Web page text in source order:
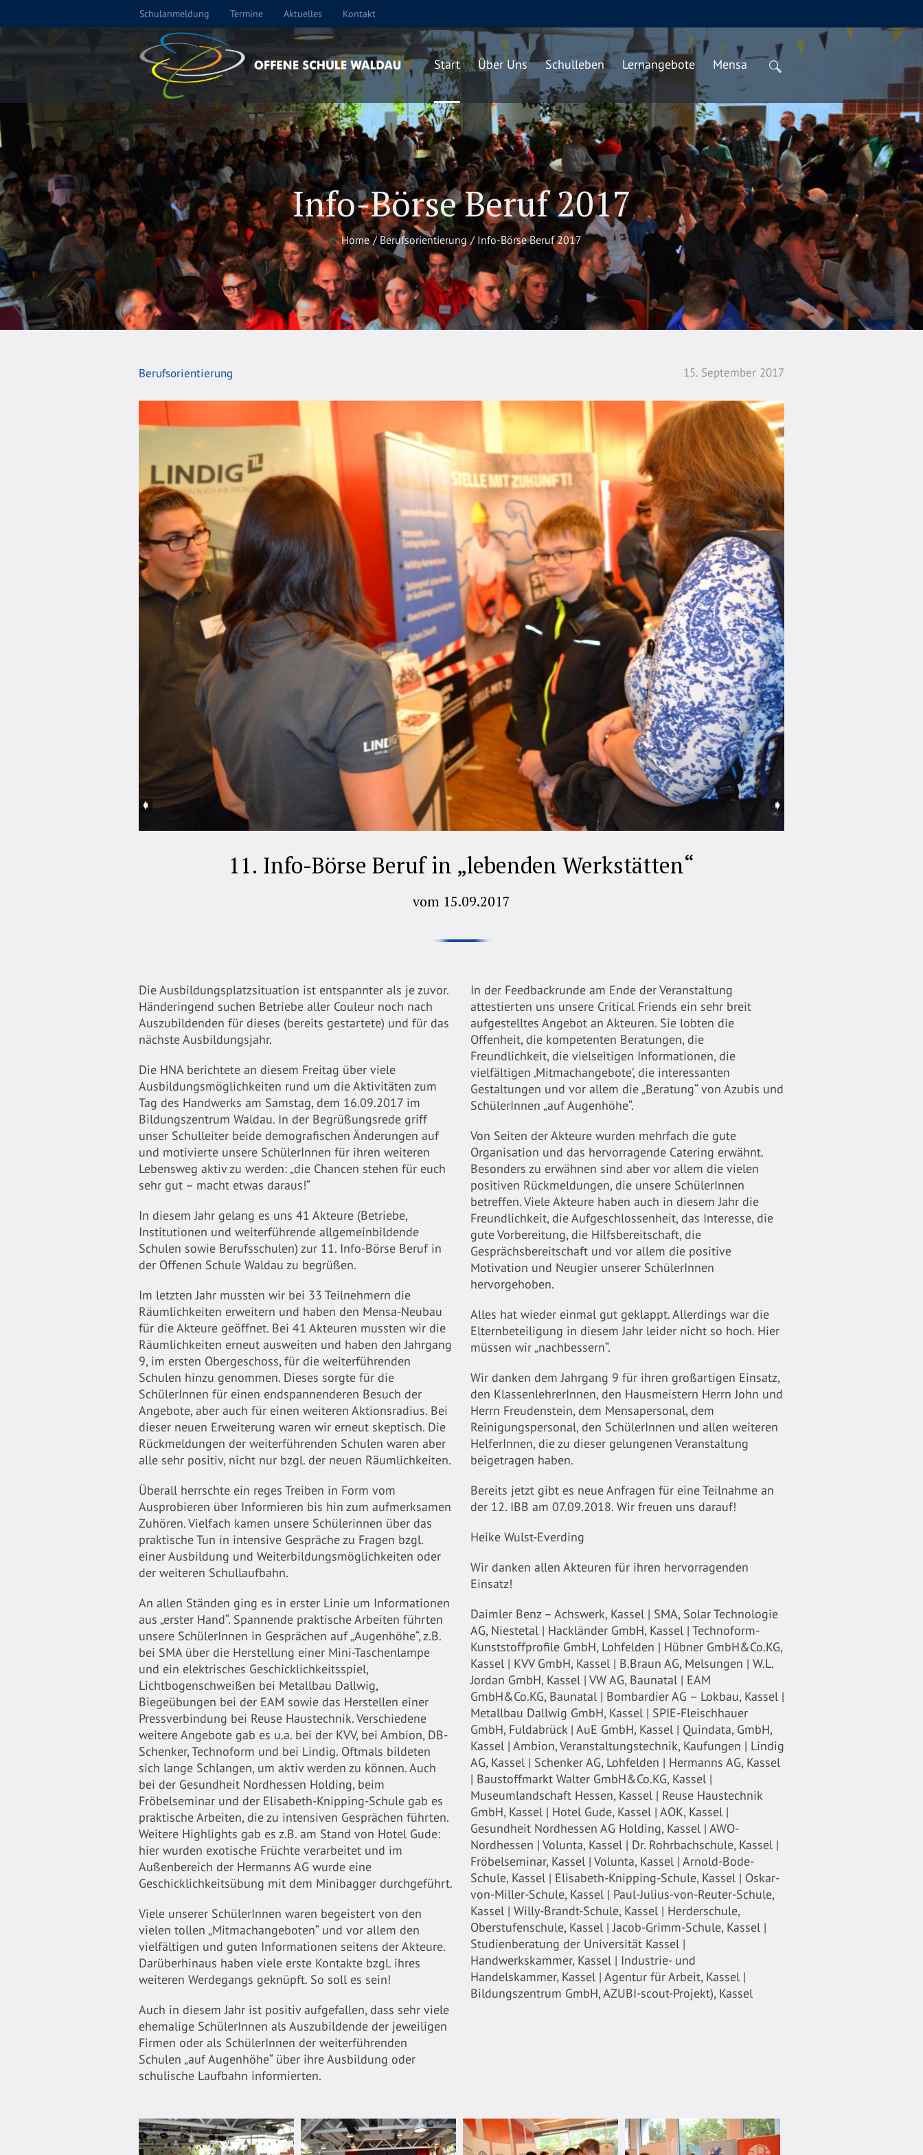
Schulanmeldung Termine Aktuelles Kontakt
Start Über Uns Schulleben Lernangebote Mensa
Info-Börse Beruf 2017
Home /Berufsorientierung / Info-Börse Beruf 2017
15. September 2017
Berufsorientierung
11. Info-Börse Beruf in „lebenden Werkstätten“
vom 15.09.2017
Die Ausbildungsplatzsituation ist entspannter als je zuvor.
Händeringend suchen Betriebe aller Couleur noch nach
Auszubildenden für dieses (bereits gestartete) und für das
nächste Ausbildungsjahr.
Die HNA berichtete an diesem Freitag über viele
Ausbildungsmöglichkeiten rund um die Aktivitäten zum
Tag des Handwerks am Samstag, dem 16.09.2017 im
Bildungszentrum Waldau. In der Begrüßungsrede griff
unser Schulleiter beide demografischen Änderungen auf
und motivierte unsere SchülerInnen für ihren weiteren
Lebensweg aktiv zu werden: „die Chancen stehen für euch
sehr gut – macht etwas daraus!“
In diesem Jahr gelang es uns 41 Akteure (Betriebe,
Institutionen und weiterführende allgemeinbildende
Schulen sowie Berufsschulen) zur 11. Info-Börse Beruf in
der Offenen Schule Waldau zu begrüßen.
Im letzten Jahr mussten wir bei 33 Teilnehmern die
Räumlichkeiten erweitern und haben den Mensa-Neubau
für die Akteure geöffnet. Bei 41 Akteuren mussten wir die
Räumlichkeiten erneut ausweiten und haben den Jahrgang
9, im ersten Obergeschoss, für die weiterführenden
Schulen hinzu genommen. Dieses sorgte für die
SchülerInnen für einen endspannenderen Besuch der
Angebote, aber auch für einen weiteren Aktionsradius. Bei
dieser neuen Erweiterung waren wir erneut skeptisch. Die
Rückmeldungen der weiterführenden Schulen waren aber
alle sehr positiv, nicht nur bzgl. der neuen Räumlichkeiten.
Überall herrschte ein reges Treiben in Form vom
Ausprobieren über Informieren bis hin zum aufmerksamen
Zuhören. Vielfach kamen unsere Schülerinnen über das
praktische Tun in intensive Gespräche zu Fragen bzgl.
einer Ausbildung und Weiterbildungsmöglichkeiten oder
der weiteren Schullaufbahn.
An allen Ständen ging es in erster Linie um Informationen
aus „erster Hand“. Spannende praktische Arbeiten führten
unsere SchülerInnen in Gesprächen auf „Augenhöhe“, z.B.
bei SMA über die Herstellung einer Mini-Taschenlampe
und ein elektrisches Geschicklichkeitsspiel,
Lichtbogenschweißen bei Metallbau Dallwig,
Biegeübungen bei der EAM sowie das Herstellen einer
Pressverbindung bei Reuse Haustechnik. Verschiedene
weitere Angebote gab es u.a. bei der KVV, bei Ambion, DB-
Schenker, Technoform und bei Lindig. Oftmals bildeten
sich lange Schlangen, um aktiv werden zu können. Auch
bei der Gesundheit Nordhessen Holding, beim
Fröbelseminar und der Elisabeth-Knipping-Schule gab es
praktische Arbeiten, die zu intensiven Gesprächen führten.
Weitere Highlights gab es z.B. am Stand von Hotel Gude:
hier wurden exotische Früchte verarbeitet und im
Außenbereich der Hermanns AG wurde eine
Geschicklichkeitsübung mit dem Minibagger durchgeführt.
Viele unserer SchülerInnen waren begeistert von den
vielen tollen „Mitmachangeboten“ und vor allem den
vielfältigen und guten Informationen seitens der Akteure.
Darüberhinaus haben viele erste Kontakte bzgl. ihres
weiteren Werdegangs geknüpft. So soll es sein!
Auch in diesem Jahr ist positiv aufgefallen, dass sehr viele
ehemalige SchülerInnen als Auszubildende der jeweiligen
Firmen oder als SchülerInnen der weiterführenden
Schulen „auf Augenhöhe“ über ihre Ausbildung oder
schulische Laufbahn informierten.
In der Feedbackrunde am Ende der Veranstaltung
attestierten uns unsere Critical Friends ein sehr breit
aufgestelltes Angebot an Akteuren. Sie lobten die
Offenheit, die kompetenten Beratungen, die
Freundlichkeit, die vielseitigen Informationen, die
vielfältigen ‚Mitmachangebote’, die interessanten
Gestaltungen und vor allem die „Beratung“ von Azubis und
SchülerInnen „auf Augenhöhe“.
Von Seiten der Akteure wurden mehrfach die gute
Organisation und das hervorragende Catering erwähnt.
Besonders zu erwähnen sind aber vor allem die vielen
positiven Rückmeldungen, die unsere SchülerInnen
betreffen. Viele Akteure haben auch in diesem Jahr die
Freundlichkeit, die Aufgeschlossenheit, das Interesse, die
gute Vorbereitung, die Hilfsbereitschaft, die
Gesprächsbereitschaft und vor allem die positive
Motivation und Neugier unserer SchülerInnen
hervorgehoben.
Alles hat wieder einmal gut geklappt. Allerdings war die
Elternbeteiligung in diesem Jahr leider nicht so hoch. Hier
müssen wir „nachbessern“.
Wir danken dem Jahrgang 9 für ihren großartigen Einsatz,
den KlassenlehrerInnen, den Hausmeistern Herrn John und
Herrn Freudenstein, dem Mensapersonal, dem
Reinigungspersonal, den SchülerInnen und allen weiteren
HelferInnen, die zu dieser gelungenen Veranstaltung
beigetragen haben.
Bereits jetzt gibt es neue Anfragen für eine Teilnahme an
der 12. IBB am 07.09.2018. Wir freuen uns darauf!
Heike Wulst-Everding
Wir danken allen Akteuren für ihren hervorragenden
Einsatz!
Daimler Benz – Achswerk, Kassel | SMA, Solar Technologie
AG, Niestetal | Hackländer GmbH, Kassel | Technoform-
Kunststoffprofile GmbH, Lohfelden | Hübner GmbH&Co.KG,
Kassel | KVV GmbH, Kassel | B.Braun AG, Melsungen | W.L.
Jordan GmbH, Kassel | VW AG, Baunatal | EAM
GmbH&Co.KG, Baunatal | Bombardier AG – Lokbau, Kassel |
Metallbau Dallwig GmbH, Kassel | SPIE-Fleischhauer
GmbH, Fuldabrück | AuE GmbH, Kassel | Quindata, GmbH,
Kassel | Ambion, Veranstaltungstechnik, Kaufungen | Lindig
AG, Kassel | Schenker AG, Lohfelden | Hermanns AG, Kassel
| Baustoffmarkt Walter GmbH&Co.KG, Kassel |
Museumlandschaft Hessen, Kassel | Reuse Haustechnik
GmbH, Kassel | Hotel Gude, Kassel | AOK, Kassel |
Gesundheit Nordhessen AG Holding, Kassel | AWO-
Nordhessen | Volunta, Kassel | Dr. Rohrbachschule, Kassel |
Fröbelseminar, Kassel | Volunta, Kassel | Arnold-Bode-
Schule, Kassel | Elisabeth-Knipping-Schule, Kassel | Oskar-
von-Miller-Schule, Kassel | Paul-Julius-von-Reuter-Schule,
Kassel | Willy-Brandt-Schule, Kassel | Herderschule,
Oberstufenschule, Kassel | Jacob-Grimm-Schule, Kassel |
Studienberatung der Universität Kassel |
Handwerkskammer, Kassel | Industrie- und
Handelskammer, Kassel | Agentur für Arbeit, Kassel |
Bildungszentrum GmbH, AZUBI-scout-Projekt), Kassel